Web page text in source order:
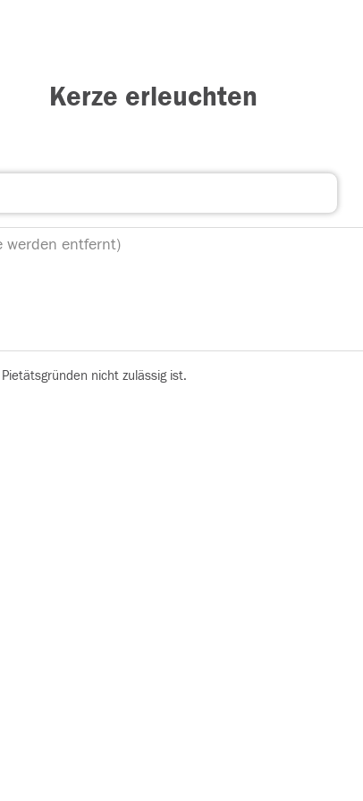
Kerze erleuchten
nicht zulässig ist.